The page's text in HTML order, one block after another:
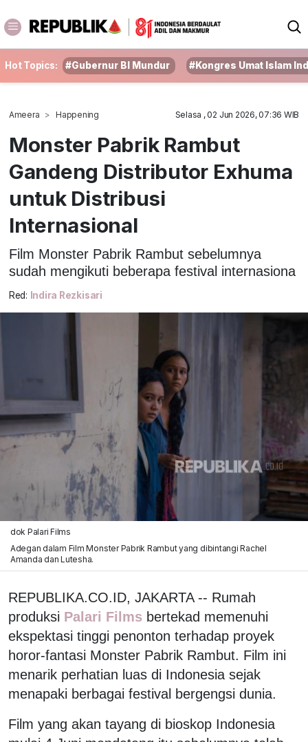
Hot Topics: #Gubernur BI Mundur #Kongres Umat Islam
Ameera Happening Selasa , 02 Jun 2026, 07:36 WIB
Monster Pabrik Rambut
Gandeng Distributor Exhuma
untuk Distribusi
Internasional
Film Monster Pabrik Rambut sebelumnya
sudah mengikuti beberapa festival internasiona
Red: Indira Rezkisari
dok Palari Films
Adegan dalam Film Monster Pabrik Rambut yang dibintangi Rachel
Amanda dan Lutesha.
REPUBLIKA.CO.ID, JAKARTA -- Rumah
produksi Palari Films bertekad memenuhi
ekspektasi tinggi penonton terhadap proyek
horor-fantasi Monster Pabrik Rambut. Film ini
menarik perhatian luas di Indonesia sejak
menapaki berbagai festival bergengsi dunia.
Film yang akan tayang di bioskop Indonesia